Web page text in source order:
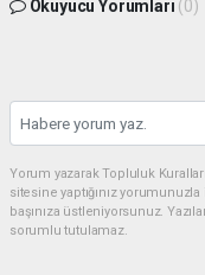
Okuyucu Yorumları (0)
Yorum yazarak Topluluk
sitesine yaptığınız
başınıza üstleniyorsunuz.
sorumlu tutulamaz.